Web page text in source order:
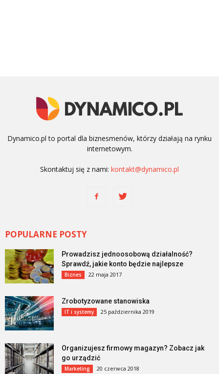
Dynamico.pl to portal dla biznesmenów, którzy działają na rynku
internetowym.
Skontaktuj się z nami: kontakt@dynamico.pl
POPULARNE POSTY
Prowadzisz jednoosobową działalność?
Sprawdź, jakie konto będzie najlepsze
Biznes 22 maja 2017
Zrobotyzowane stanowiska
IT i systemy 25 października 2019
Organizujesz firmowy magazyn? Zobacz jak
go urządzić
Marketing 20 czerwca 2018